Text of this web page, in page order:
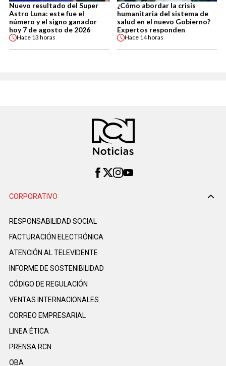
Nuevo resultado del Super
Astro Luna: este fue el
número y el signo ganador
hoy 7 de agosto de 2026
Hace 13 horas
¿Cómo abordar la crisis
humanitaria del sistema de
salud en el nuevo Gobierno?
Expertos responden
Hace 14 horas
CORPORATIVO
RESPONSABILIDAD SOCIAL
FACTURACIÓN ELECTRÓNICA
ATENCIÓN AL TELEVIDENTE
INFORME DE SOSTENIBILIDAD
CÓDIGO DE REGULACIÓN
VENTAS INTERNACIONALES
CORREO EMPRESARIAL
LINEA ÉTICA
PRENSA RCN
OBA